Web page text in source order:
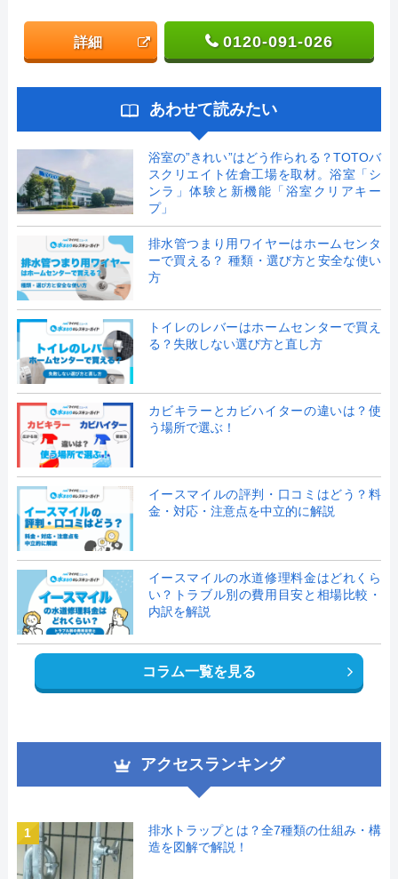
詳細 0120-091-026
あわせて読みたい
浴室の”きれい”はどう作られる？TOTOバ
スクリエイト佐倉工場を取材。浴室「シ
ンラ」体験と新機能「浴室クリアキー
プ」
排水管つまり用ワイヤーはホームセンタ
ーで買える？ 種類・選び方と安全な使い
方
トイレのレバーはホームセンターで買え
る？失敗しない選び方と直し方
カビキラーとカビハイターの違いは？使
う場所で選ぶ！
イースマイルの評判・口コミはどう？料
金・対応・注意点を中立的に解説
イースマイルの水道修理料金はどれくら
い？トラブル別の費用目安と相場比較・
内訳を解説
コラム一覧を見る
アクセスランキング
1
排水トラップとは？全7種類の仕組み・構
造を図解で解説！